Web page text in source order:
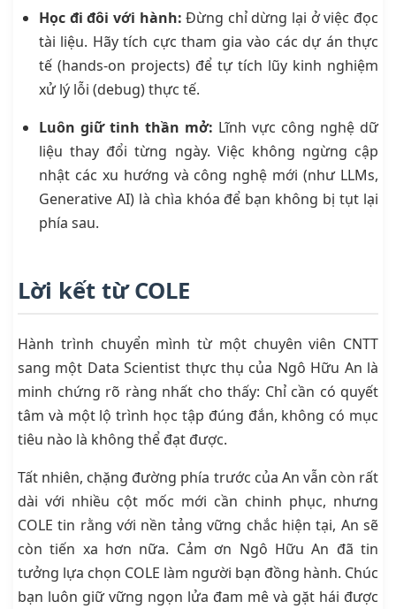
Học đi đôi với hành: Đừng chỉ dừng lại ở việc đọc
tài liệu. Hãy tích cực tham gia vào các dự án thực
tế (hands-on projects) để tự tích lũy kinh nghiệm
xử lý lỗi (debug) thực tế.
Luôn giữ tinh thần mở: Lĩnh vực công nghệ dữ
liệu thay đổi từng ngày. Việc không ngừng cập
nhật các xu hướng và công nghệ mới (như LLMs,
Generative AI) là chìa khóa để bạn không bị tụt lại
phía sau.
Lời kết từ COLE
Hành trình chuyển mình từ một chuyên viên CNTT
sang một Data Scientist thực thụ của Ngô Hữu An là
minh chứng rõ ràng nhất cho thấy: Chỉ cần có quyết
tâm và một lộ trình học tập đúng đắn, không có mục
tiêu nào là không thể đạt được.
Tất nhiên, chặng đường phía trước của An vẫn còn rất
dài với nhiều cột mốc mới cần chinh phục, nhưng
COLE tin rằng với nền tảng vững chắc hiện tại, An sẽ
còn tiến xa hơn nữa. Cảm ơn Ngô Hữu An đã tin
tưởng lựa chọn COLE làm người bạn đồng hành. Chúc
bạn luôn giữ vững ngọn lửa đam mê và gặt hái được